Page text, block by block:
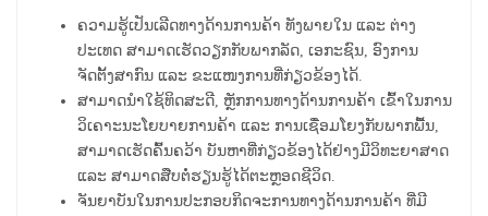
ຄວາມຮູ້ເປັນເລີດທາງດ້ານການຄ້າ ທັງພາຍໃນ ແລະ ຕ່າງ
ປະເທດ ສາມາດເຮັດວຽກກັບພາກລັດ, ເອກະຊົນ, ອົງການ
ຈັດຕັ້ງສາກົນ ແລະ ຂະແໜງການທີ່ກ່ຽວຂ້ອງໄດ້.
ສາມາດນໍາໃຊ້ທິດສະດີ, ຫຼັກການທາງດ້ານການຄ້າ ເຂົ້າໃນການ
ວິເຄາະນະໂຍບາຍການຄ້າ ແລະ ການເຊື່ອມໂຍງກັບພາກພື້ນ,
ສາມາດເຮັດຄົ້ນຄວ້າ ບັນຫາທີ່ກ່ຽວຂ້ອງໄດ້ຢ່າງມີວິທະຍາສາດ
ແລະ ສາມາດສືບຕໍ່ຮຽນຮູ້ໄດ້ຕະຫຼອດຊີວິດ.
ຈັນຍາບັນໃນການປະກອບກິດຈະການທາງດ້ານການຄ້າ ທີ່ມີ